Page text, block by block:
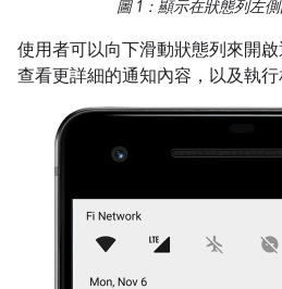
圖 1：顯示在狀態列左側
使用者可以向下滑動狀態列來開
查看更詳細的通知內容，以及執行